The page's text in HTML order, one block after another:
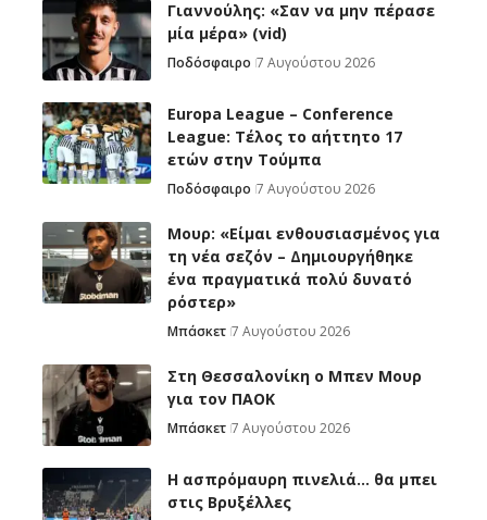
Γιαννούλης: «Σαν να μην πέρασε
μία μέρα» (vid)
Ποδόσφαιρο 7 Αυγούστου 2026
Europa League – Conference
League: Τέλος το αήττητο 17
ετών στην Τούμπα
Ποδόσφαιρο 7 Αυγούστου 2026
Μουρ: «Είμαι ενθουσιασμένος για
τη νέα σεζόν – Δημιουργήθηκε
ένα πραγματικά πολύ δυνατό
ρόστερ»
Μπάσκετ 7 Αυγούστου 2026
Στη Θεσσαλονίκη ο Μπεν Μουρ
για τον ΠΑΟΚ
Μπάσκετ 7 Αυγούστου 2026
Η ασπρόμαυρη πινελιά… θα μπει
στις Βρυξέλλες